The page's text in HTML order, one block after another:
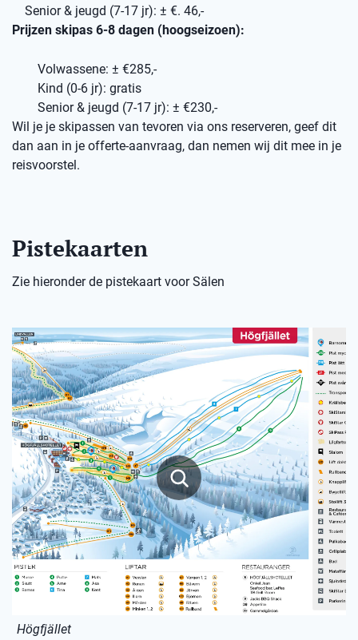
Senior & jeugd (7-17 jr): ± €. 46,-
Prijzen skipas 6-8 dagen (hoogseizoen):
Volwassene: ± €285,-
Kind (0-6 jr): gratis
Senior & jeugd (7-17 jr): ± €230,-
Wil je je skipassen van tevoren via ons reserveren, geef dit
dan aan in je offerte-aanvraag, dan nemen wij dit mee in je
reisvoorstel.
Pistekaarten
Zie hieronder de pistekaart voor Sälen
Högfjället